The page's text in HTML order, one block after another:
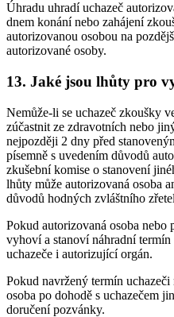
Úhradu uhradí uchazeč
dnem konání nebo zahájení
autorizovanou osobou na
autorizované osoby.
13. Jaké jsou lhůty pro
Nemůže-li se uchazeč zkoušky
zúčastnit ze zdravotních nebo
nejpozději 2 dny před
písemně s uvedením důvodů
zkušební komise o stanovení
lhůty může autorizovaná osoba
důvodů hodných zvláštního
Pokud autorizovaná osoba nebo
vyhoví a stanoví náhradní
uchazeče i autorizující orgán.
Pokud navržený termín
osoba po dohodě s uchazečem
doručení pozvánky.